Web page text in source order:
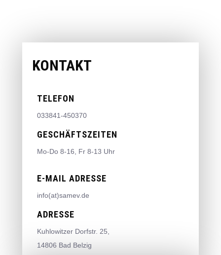
KONTAKT
TELEFON
033841-450370
GESCHÄFTSZEITEN
Mo-Do 8-16, Fr 8-13 Uhr
E-MAIL ADRESSE
info(at)samev.de
ADRESSE
Kuhlowitzer Dorfstr. 25,
14806 Bad Belzig